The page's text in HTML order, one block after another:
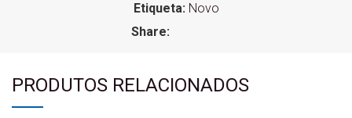
Etiqueta: Novo
Share:
PRODUTOS RELACIONADOS